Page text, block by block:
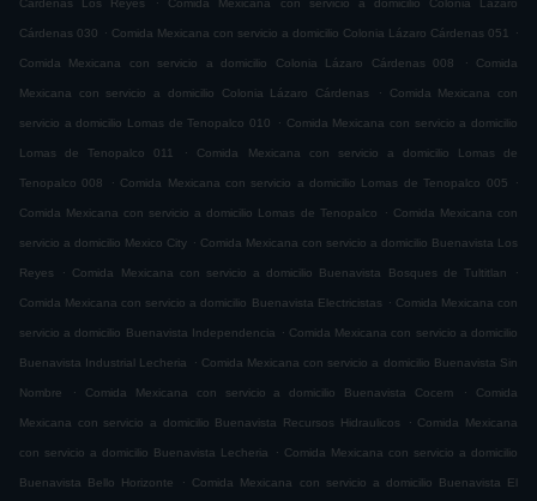
Cárdenas Los Reyes Comida Mexicana con servicio a domicilio Colonia Lázaro
Cárdenas 030 . Comida Mexicana con servicio a domicilio Colonia Lázaro Cárdenas 051 .
Comida Mexicana con servicio a domicilio Colonia Lázaro Cárdenas 008 . Comida
Mexicana con servicio a domicilio Colonia Lázaro Cárdenas . Comida Mexicana con
servicio a domicilio Lomas de Tenopalco 010 . Comida Mexicana con servicio a domicilio
Lomas de Tenopalco 011 . Comida Mexicana con servicio a domicilio Lomas de
Tenopalco 008 . Comida Mexicana con servicio a domicilio Lomas de Tenopalco 005 .
Comida Mexicana con servicio a domicilio Lomas de Tenopalco . Comida Mexicana con
servicio a domicilio Mexico City . Comida Mexicana con servicio a domicilio Buenavista Los
Reyes . Comida Mexicana con servicio a domicilio Buenavista Bosques de Tultitlan .
Comida Mexicana con servicio a domicilio Buenavista Electricistas . Comida Mexicana con
servicio a domicilio Buenavista Independencia . Comida Mexicana con servicio a domicilio
Buenavista Industrial Lecheria . Comida Mexicana con servicio a domicilio Buenavista Sin
Nombre . Comida Mexicana con servicio a domicilio Buenavista Cocem . Comida
Mexicana con servicio a domicilio Buenavista Recursos Hidraulicos . Comida Mexicana
con servicio a domicilio Buenavista Lecheria . Comida Mexicana con servicio a domicilio
Buenavista Bello Horizonte . Comida Mexicana con servicio a domicilio Buenavista El